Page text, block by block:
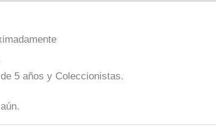
5 años y Coleccionistas.